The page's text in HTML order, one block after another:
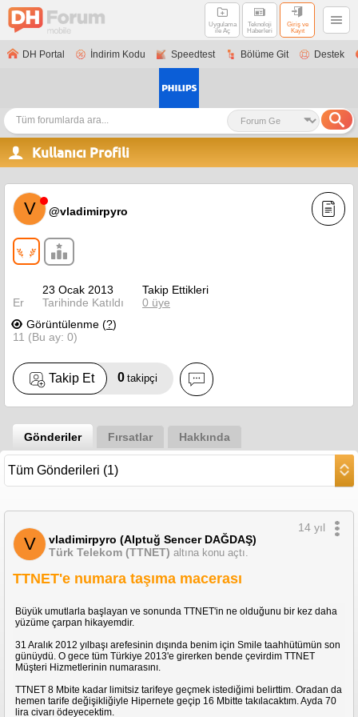
Uygulama
ile Aç
Teknoloji
Haberleri
Giriş ve
Kayıt
DH Portal İndirim Kodu Speedtest Bölüme Git Destek
Kullanıcı Profili
V @vladimirpyro
Er
23 Ocak 2013
Tarihinde Katıldı
Takip Ettikleri
0 üye
Görüntülenme (?)
11 (Bu ay: 0)
Takip Et 0 takipçi
Gönderiler Fırsatlar Hakkında
V
vladimirpyro (Alptuğ Sencer DAĞDAŞ)
Türk Telekom (TTNET) altına konu açtı.
14 yıl
TTNET'e numara taşıma macerası
Büyük umutlarla başlayan ve sonunda TTNET'in ne olduğunu bir kez daha
yüzüme çarpan hikayemdir.
31 Aralık 2012 yılbaşı arefesinin dışında benim için Smile taahhütümün son
günüydü. O gece tüm Türkiye 2013'e girerken bende çevirdim TTNET
Müşteri Hizmetlerinin numarasını.
TTNET 8 Mbite kadar limitsiz tarifeye geçmek istediğimi belirttim. Oradan da
hemen tarife değişikliğiyle Hipernete geçip 16 Mbitte takılacaktım. Ayda 70
lira civarı ödeyecektim.